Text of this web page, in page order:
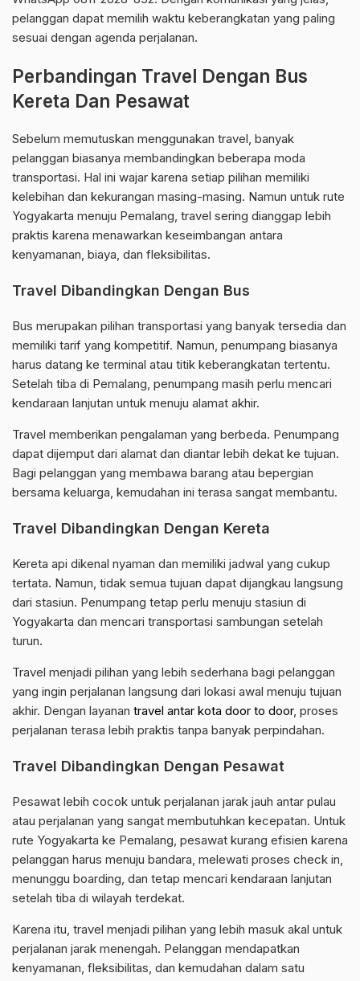
pelanggan dapat memilih waktu keberangkatan yang paling
sesuai dengan agenda perjalanan.
Perbandingan Travel Dengan Bus
Kereta Dan Pesawat
Sebelum memutuskan menggunakan travel, banyak
pelanggan biasanya membandingkan beberapa moda
transportasi. Hal ini wajar karena setiap pilihan memiliki
kelebihan dan kekurangan masing-masing. Namun untuk rute
Yogyakarta menuju Pemalang, travel sering dianggap lebih
praktis karena menawarkan keseimbangan antara
kenyamanan, biaya, dan fleksibilitas.
Travel Dibandingkan Dengan Bus
Bus merupakan pilihan transportasi yang banyak tersedia dan
memiliki tarif yang kompetitif. Namun, penumpang biasanya
harus datang ke terminal atau titik keberangkatan tertentu.
Setelah tiba di Pemalang, penumpang masih perlu mencari
kendaraan lanjutan untuk menuju alamat akhir.
Travel memberikan pengalaman yang berbeda. Penumpang
dapat dijemput dari alamat dan diantar lebih dekat ke tujuan.
Bagi pelanggan yang membawa barang atau bepergian
bersama keluarga, kemudahan ini terasa sangat membantu.
Travel Dibandingkan Dengan Kereta
Kereta api dikenal nyaman dan memiliki jadwal yang cukup
tertata. Namun, tidak semua tujuan dapat dijangkau langsung
dari stasiun. Penumpang tetap perlu menuju stasiun di
Yogyakarta dan mencari transportasi sambungan setelah
turun.
Travel menjadi pilihan yang lebih sederhana bagi pelanggan
yang ingin perjalanan langsung dari lokasi awal menuju tujuan
akhir. Dengan layanan travel antar kota door to door, proses
perjalanan terasa lebih praktis tanpa banyak perpindahan.
Travel Dibandingkan Dengan Pesawat
Pesawat lebih cocok untuk perjalanan jarak jauh antar pulau
atau perjalanan yang sangat membutuhkan kecepatan. Untuk
rute Yogyakarta ke Pemalang, pesawat kurang efisien karena
pelanggan harus menuju bandara, melewati proses check in,
menunggu boarding, dan tetap mencari kendaraan lanjutan
setelah tiba di wilayah terdekat.
Karena itu, travel menjadi pilihan yang lebih masuk akal untuk
perjalanan jarak menengah. Pelanggan mendapatkan
kenyamanan, fleksibilitas, dan kemudahan dalam satu